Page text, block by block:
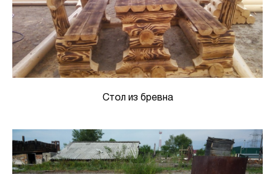
Стол из бревна